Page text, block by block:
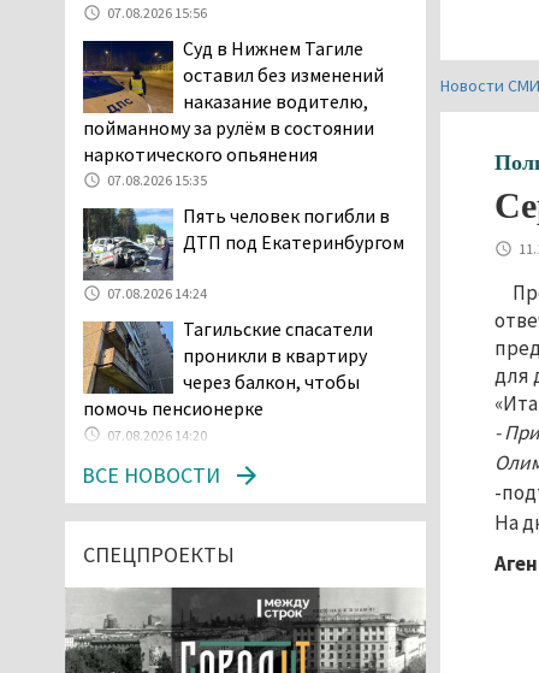
Новости
для
-
-
На
07.08.2026 15:56
Суд в Нижнем Тагиле
оставил без изменений
наказание водителю,
пойманному за рулём в состоянии
наркотического опьянения
07.08.2026 15:35
Пять человек погибли в
ДТП под Екатеринбургом
07.08.2026 14:24
Тагильские спасатели
проникли в квартиру
через балкон, чтобы
помочь пенсионерке
07.08.2026 14:20
В Красноуральске хитрый
перевёрнутым номером,
чтобы обмануть камеры, но зоркие
07.08.2026 13:34
Сотрудница ПВЗ в
Нижнем Тагиле украла
ВСЕ НОВОСТИ
СПЕЦПРОЕКТЫ